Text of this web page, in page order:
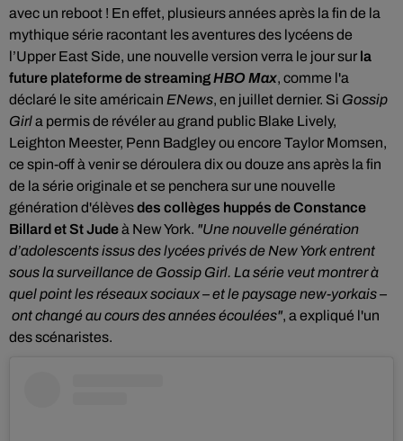
avec un reboot ! En effet, plusieurs années après la fin de la
mythique série racontant les aventures des lycéens de
l’Upper East Side, une nouvelle version verra le jour sur la
future plateforme de streamingHBO Max, comme l'a
déclaré le site américain ENews, en juillet dernier. Si Gossip
Girla permis de révéler au grand public Blake Lively,
Leighton Meester, Penn Badgley ou encore Taylor Momsen,
ce spin-off à venir se déroulera dix ou douze ans après la fin
de la série originale et se penchera sur une nouvelle
génération d'élèvesdes collèges huppés de Constance
Billard et St Judeà New York. "Une nouvelle génération
d’adolescents issus des lycées privés de New York entrent
sous la surveillance de Gossip Girl. La série veut montrer à
quel point les réseaux sociaux – et le paysage new-yorkais –
ont changé au cours des années écoulées", a expliqué l'un
des scénaristes.